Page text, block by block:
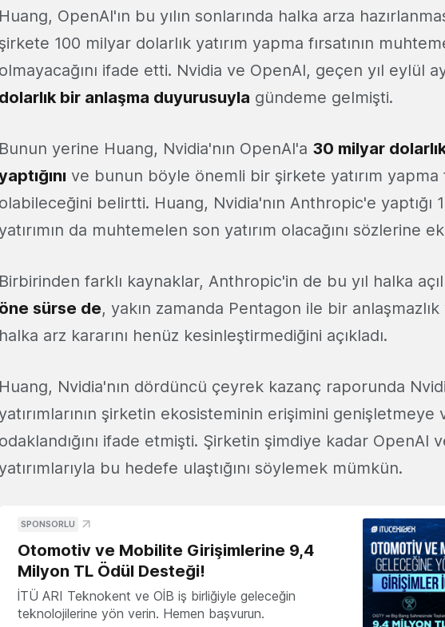
Huang, OpenAI'ın bu yılın sonlarında halka arza
100 milyar dolarlık yatırım yapma fırsatının
olmayacağını ifade etti. Nvidia ve OpenAI, geçen yıl eylül
dolarlık bir anlaşma duyurusuyla gündeme gelmişti.
Bunun yerine Huang, Nvidia'nın OpenAI'a 30 milyar
ve bunun böyle önemli bir şirkete yatırım yapma
olabileceğini belirtti. Huang, Nvidia'nın Anthropic'e yaptığı
yatırımın da muhtemelen son yatırım olacağını sözlerine
Birbirinden farklı kaynaklar, Anthropic'in de bu yıl halka
öne sürse de, yakın zamanda Pentagon ile bir
halka arz kararını henüz kesinleştirmediğini açıkladı.
Huang, Nvidia'nın dördüncü çeyrek kazanç raporunda
yatırımlarının şirketin ekosisteminin erişimini
odaklandığını ifade etmişti. Şirketin şimdiye kadar OpenAI
yatırımlarıyla bu hedefe ulaştığını söylemek mümkün.
SPONSORLU
Otomotiv ve Mobilite Girişimlerine 9,4
Milyon TL Ödül Desteği!
İTÜ ARI Teknokent ve OİB iş birliğiyle geleceğin
teknolojilerine yön verin. Hemen başvurun.